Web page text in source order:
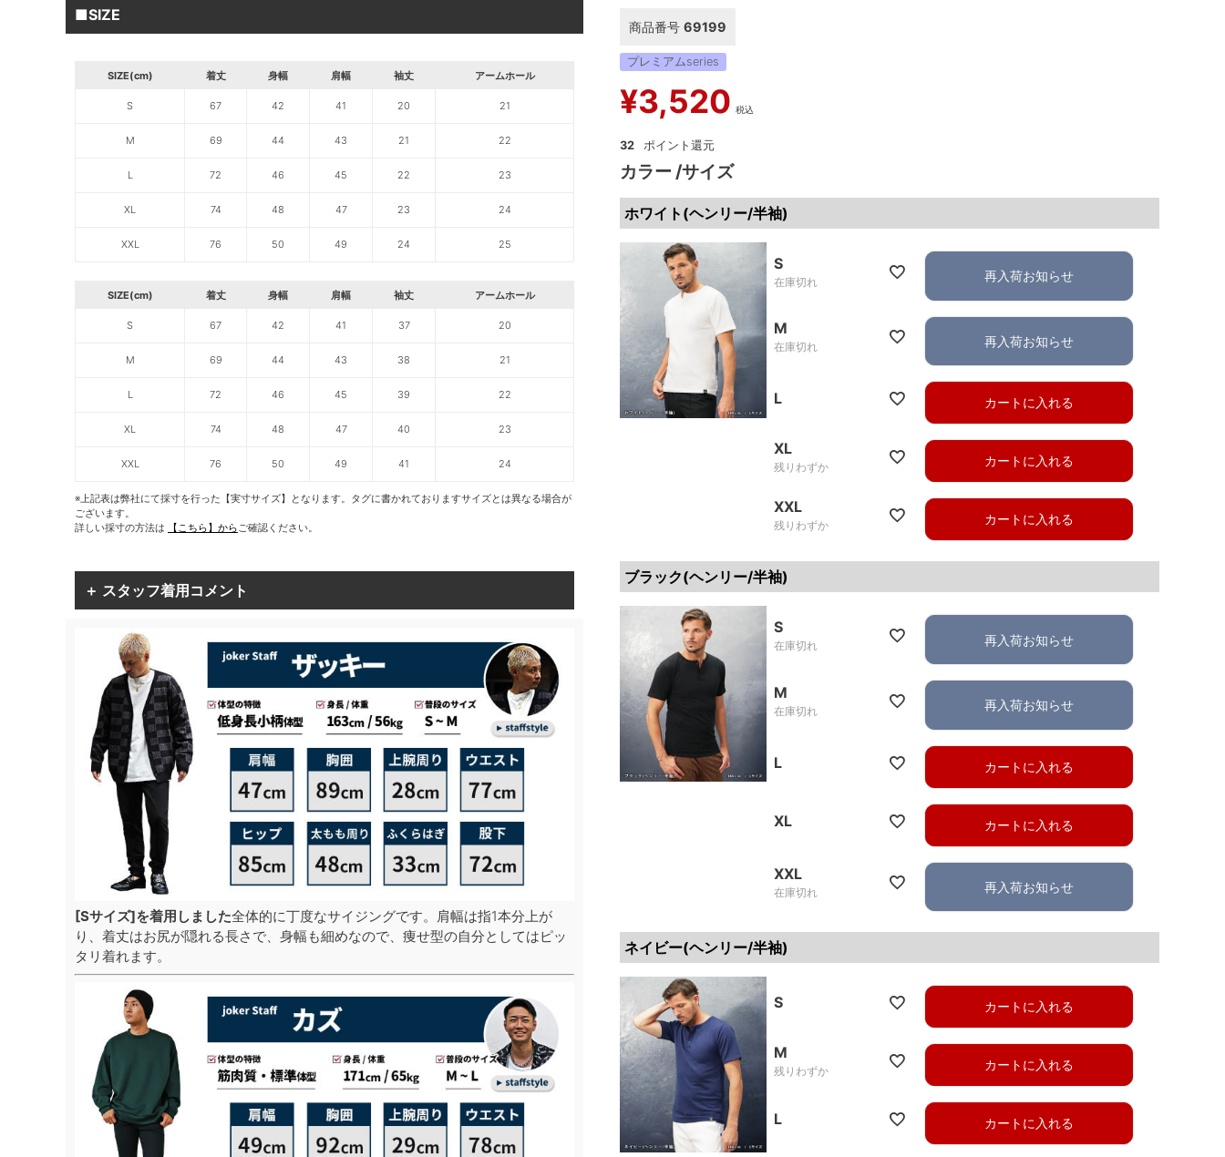
■SIZE
SIZE(cm) 着丈 身幅 肩幅 袖丈 アームホール
S 67 42 41 20 21
M 69 44 43 21 22
L 72 46 45 22 23
XL 74 48 47 23 24
XXL 76 50 49 24 25
SIZE(cm) 着丈 身幅 肩幅 袖丈 アームホール
S 67 42 41 37 20
M 69 44 43 38 21
L 72 46 45 39 22
XL 74 48 47 40 23
XXL 76 50 49 41 24
※上記表は弊社にて採寸を行った【実寸サイズ】となります。タグに書かれておりますサイズとは異なる場合が
ございます。
詳しい採寸の方法は
【こちら】からご確認ください。
＋ スタッフ着用コメント
[Sサイズ]を着用しました全体的に丁度なサイジングです。肩幅は指1本分上が
り、着丈はお尻が隠れる長さで、身幅も細めなので、痩せ型の自分としてはピッ
タリ着れます。
商品番号 69199
プレミアムseries
¥3,520 税込
32
カラー サイズ
ホワイト(ヘンリー/半袖)
S
在庫切れ 再入荷お知らせ
M
在庫切れ 再入荷お知らせ
L カートに入れる
XL
残りわずか カートに入れる
XXL
残りわずか カートに入れる
ブラック(ヘンリー/半袖)
S
在庫切れ 再入荷お知らせ
M
在庫切れ 再入荷お知らせ
L カートに入れる
XL カートに入れる
XXL
在庫切れ 再入荷お知らせ
ネイビー(ヘンリー/半袖)
S カートに入れる
M
残りわずか カートに入れる
L カートに入れる